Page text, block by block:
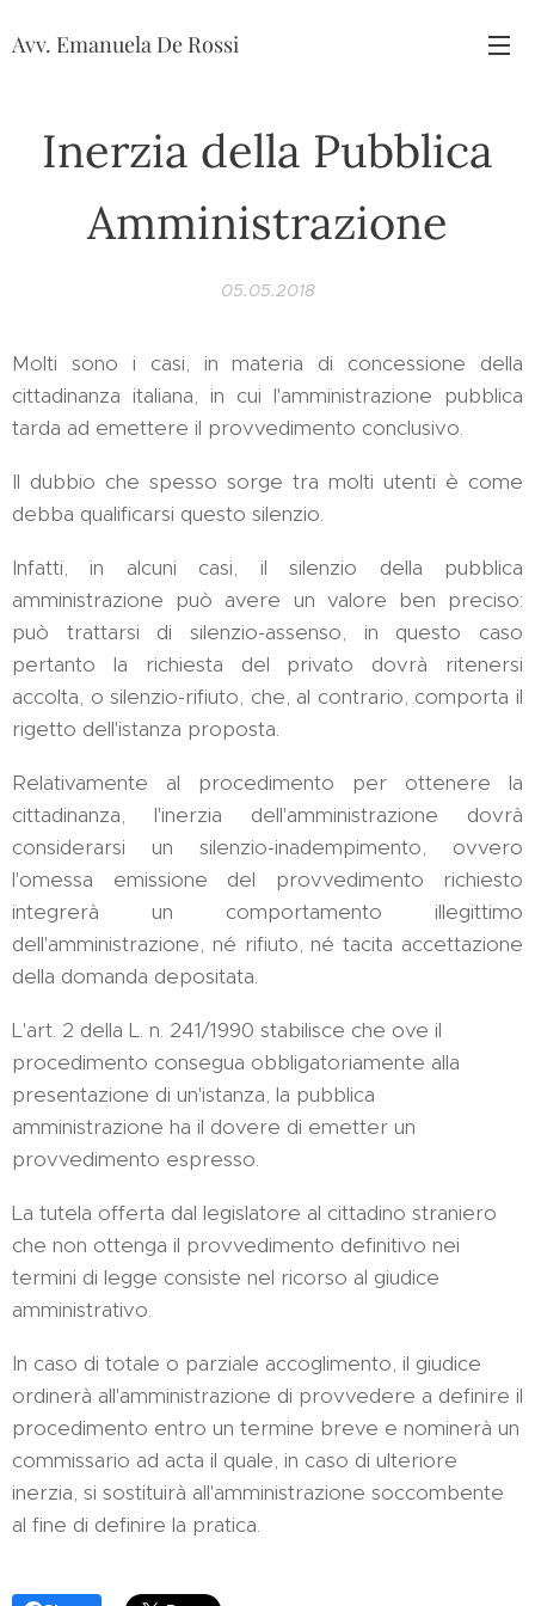
Avv. Emanuela De Rossi
Inerzia della Pubblica
Amministrazione
05.05.2018
Molti sono i casi, in materia di concessione della
cittadinanza italiana, in cui l'amministrazione pubblica
tarda ad emettere il provvedimento conclusivo.
Il dubbio che spesso sorge tra molti utenti è come
debba qualificarsi questo silenzio.
Infatti, in alcuni casi, il silenzio della pubblica
amministrazione può avere un valore ben preciso:
può trattarsi di silenzio-assenso, in questo caso
pertanto la richiesta del privato dovrà ritenersi
accolta, o silenzio-rifiuto, che, al contrario, comporta il
rigetto dell'istanza proposta.
Relativamente al procedimento per ottenere la
cittadinanza, l'inerzia dell'amministrazione dovrà
considerarsi un silenzio-inadempimento, ovvero
l'omessa emissione del provvedimento richiesto
integrerà un comportamento illegittimo
dell'amministrazione, né rifiuto, né tacita accettazione
della domanda depositata.
L'art. 2 della L. n. 241/1990 stabilisce che ove il
procedimento consegua obbligatoriamente alla
presentazione di un'istanza, la pubblica
amministrazione ha il dovere di emetter un
provvedimento espresso.
La tutela offerta dal legislatore al cittadino straniero
che non ottenga il provvedimento definitivo nei
termini di legge consiste nel ricorso al giudice
amministrativo.
In caso di totale o parziale accoglimento, il giudice
ordinerà all'amministrazione di provvedere a definire il
procedimento entro un termine breve e nominerà un
commissario ad acta il quale, in caso di ulteriore
inerzia, si sostituirà all'amministrazione soccombente
al fine di definire la pratica.